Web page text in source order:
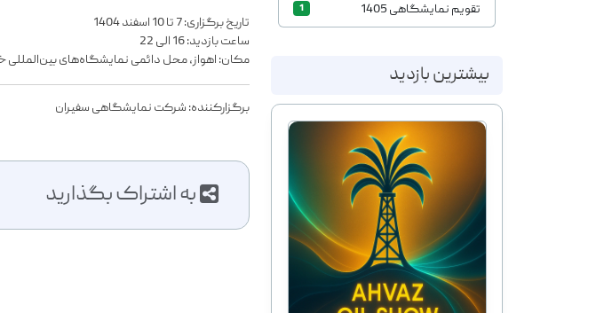
تقویم نمایشگاهی 1405 1
بیشترین بازدید
تاریخ برگزاری: 7 تا 10 اسفند 1404
ساعت بازدید: 16 الی 22
مکان: اهواز، محل دائمی نمایشگاه‌های بین‌المللی
برگزارکننده: شرکت نمایشگاهی سفیران
به اشتراک بگذارید